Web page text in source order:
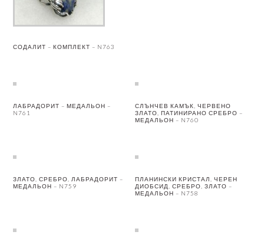
СОДАЛИТ – КОМПЛЕКТ – N763
ЛАБРАДОРИТ – МЕДАЛЬОН –
N761
СЛЪНЧЕВ КАМЪК, ЧЕРВЕНО
ЗЛАТО, ПАТИНИРАНО СРЕБРО –
МЕДАЛЬОН – N760
ЗЛАТО, СРЕБРО, ЛАБРАДОРИТ –
МЕДАЛЬОН – N759
ПЛАНИНСКИ КРИСТАЛ, ЧЕРЕН
ДИОБСИД, СРЕБРО, ЗЛАТО –
МЕДАЛЬОН – N758